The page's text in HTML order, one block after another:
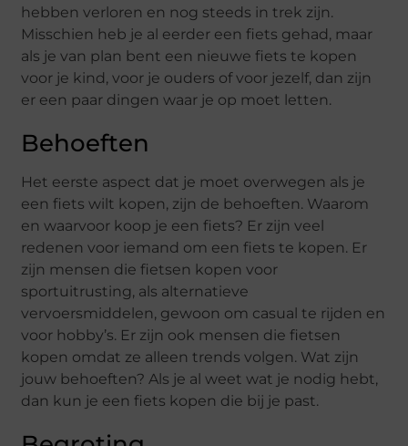
hebben verloren en nog steeds in trek zijn.
Misschien heb je al eerder een fiets gehad, maar
als je van plan bent een nieuwe fiets te kopen
voor je kind, voor je ouders of voor jezelf, dan zijn
er een paar dingen waar je op moet letten.
Behoeften
Het eerste aspect dat je moet overwegen als je
een fiets wilt kopen, zijn de behoeften. Waarom
en waarvoor koop je een fiets? Er zijn veel
redenen voor iemand om een ​​fiets te kopen. Er
zijn mensen die fietsen kopen voor
sportuitrusting, als alternatieve
vervoersmiddelen, gewoon om casual te rijden en
voor hobby’s. Er zijn ook mensen die fietsen
kopen omdat ze alleen trends volgen. Wat zijn
jouw behoeften? Als je al weet wat je nodig hebt,
dan kun je een fiets kopen die bij je past.